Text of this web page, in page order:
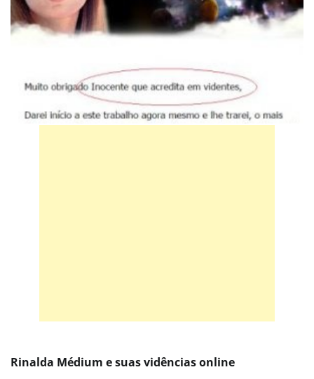
Rinalda Médium e suas vidências online